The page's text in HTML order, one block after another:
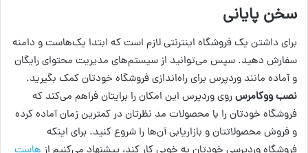
سخن پایانی
برای داشتن یک فروشگاه اینترنتی لازم است که ابتدا یک‌هاست و دامنه
سفارش دهید. سپس می‌توانید از سیستم‌های مدیریت محتوای رایگان
و آماده مانند وردپرس برای راه‌اندازی فروشگاه خودتان کمک بگیرید.
نصب ووکامرسروی وردپرس این امکان را برایتان فراهم می‌کند که
فروشگاه خودتان را با محصولات مد نظرتان در کمترین زمان آماده کرده
و فروش محصولاتتان و بازاریابی آن‌ها را شروع کنید. برای اینکه